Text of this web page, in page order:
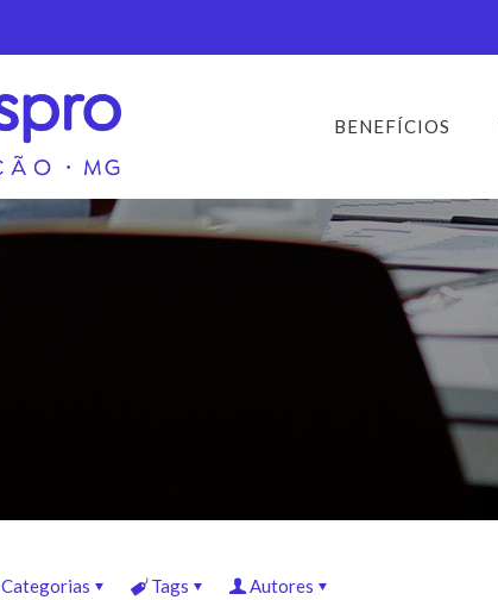
BENEFÍCIOS
Categorias Tags Autores